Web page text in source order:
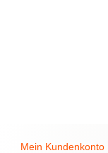
Mein Kundenkonto